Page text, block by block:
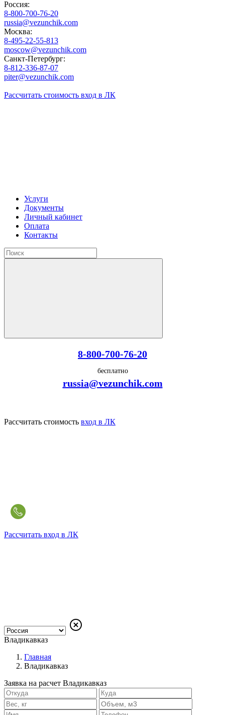
Россия:
8-800-700-76-20
russia@vezunchik.com
Москва:
8-495-22-55-813
moscow@vezunchik.com
Санкт-Петербург:
8-812-336-87-07
piter@vezunchik.com
Рассчитать стоимость вход в ЛК
Услуги
Документы
Личный кабинет
Оплата
Контакты
8-800-700-76-20
бесплатно
russia@vezunchik.com
Рассчитать стоимость вход в ЛК
Рассчитать вход в ЛК
Владикавказ
Главная
Владикавказ
Заявка на расчет Владикавказ